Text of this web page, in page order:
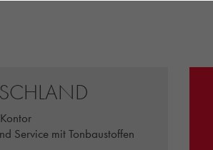
Service mit Tonbaustoffen